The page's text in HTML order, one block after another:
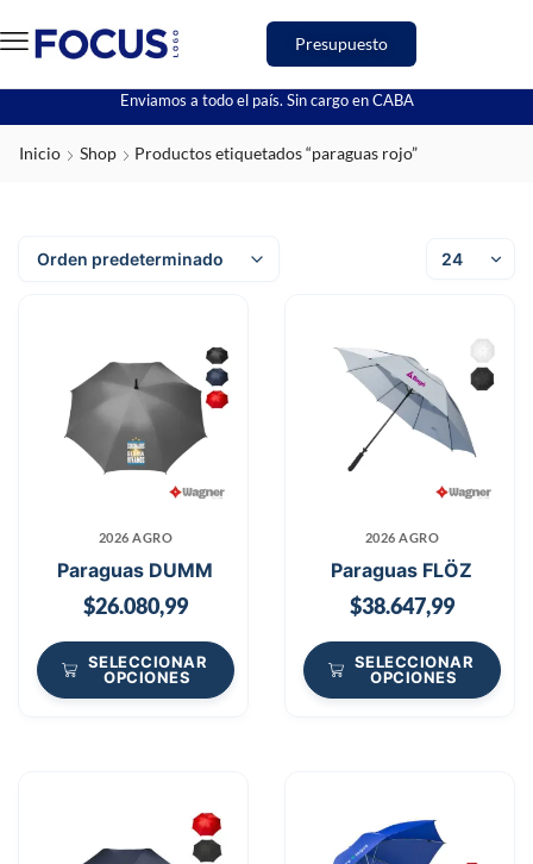
Presupuesto
Enviamos a todo el país. Sin cargo en CABA
Inicio Shop Productos etiquetados “paraguas rojo”
2026 AGRO
Paraguas DUMM
$26.080,99
SELECCIONAR
OPCIONES
2026 AGRO
Paraguas FLÖZ
$38.647,99
SELECCIONAR
OPCIONES